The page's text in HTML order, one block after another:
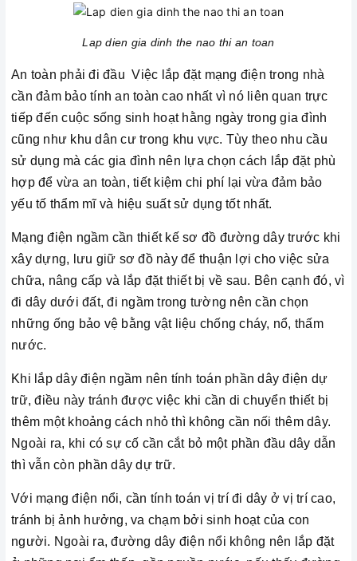
Lap dien gia dinh the nao thi an toan
An toàn phải đi đầu Việc lắp đặt mạng điện trong nhà
cần đảm bảo tính an toàn cao nhất vì nó liên quan trực
tiếp đến cuộc sống sinh hoạt hằng ngày trong gia đình
cũng như khu dân cư trong khu vực. Tùy theo nhu cầu
sử dụng mà các gia đình nên lựa chọn cách lắp đặt phù
hợp để vừa an toàn, tiết kiệm chi phí lại vừa đảm bảo
yếu tố thẩm mĩ và hiệu suất sử dụng tốt nhất.
Mạng điện ngầm cần thiết kế sơ đồ đường dây trước khi
xây dựng, lưu giữ sơ đồ này để thuận lợi cho việc sửa
chữa, nâng cấp và lắp đặt thiết bị về sau. Bên cạnh đó, vì
đi dây dưới đất, đi ngầm trong tường nên cần chọn
những ống bảo vệ bằng vật liệu chống cháy, nổ, thấm
nước.
Khi lắp dây điện ngầm nên tính toán phần dây điện dự
trữ, điều này tránh được việc khi cần di chuyển thiết bị
thêm một khoảng cách nhỏ thì không cần nối thêm dây.
Ngoài ra, khi có sự cố cần cắt bỏ một phần đầu dây dẫn
thì vẫn còn phần dây dự trữ.
Với mạng điện nổi, cần tính toán vị trí đi dây ở vị trí cao,
tránh bị ảnh hưởng, va chạm bởi sinh hoạt của con
người. Ngoài ra, đường dây điện nổi không nên lắp đặt